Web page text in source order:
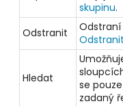
skupinu.
Odstranit
Hledat
se
zadaný